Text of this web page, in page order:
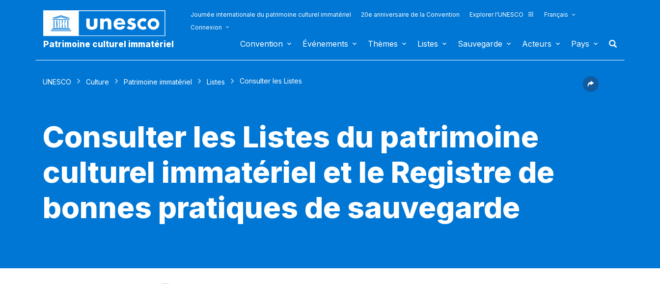
Patrimoine culturel immatériel
Journée internationale du patrimoine culturel immatériel 20e anniversaire de la Convention Explorer l'UNESCO
Français
Connexion
Convention Événements Thèmes Listes Sauvegarde Acteurs Pays
UNESCO Culture Patrimoine immatériel Listes Consulter les Listes
Consulter les Listes du patrimoine
culturel immatériel et le Registre de
bonnes pratiques de sauvegarde